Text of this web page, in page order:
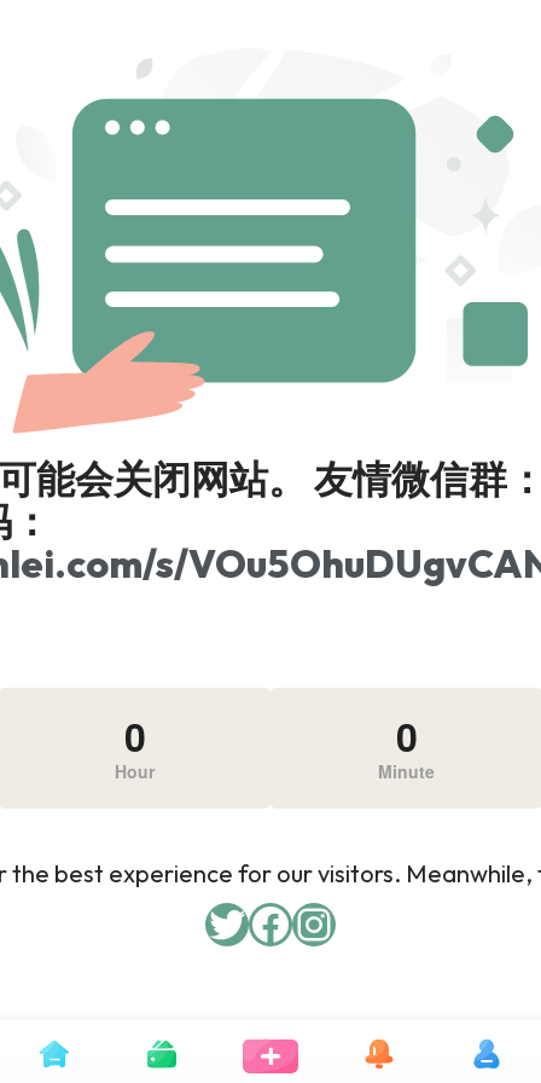
能会关闭网站。 友情微信群
s/
0
Hour
0
Minute
best experience for our visitors. Meanwhile,